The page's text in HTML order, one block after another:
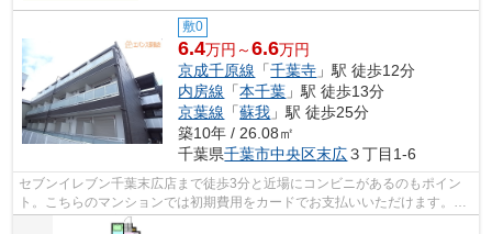
敷0
6.4万円～6.6万円
京成千原線 「千葉寺 」駅 徒歩12分
内房線 「本千葉 」駅 徒歩13分
京葉線 「蘇我 」駅 徒歩25分
築10年 / 26.08㎡
千葉県千葉市中央区末広３丁目1-6
セブンイレブン千葉末広店まで徒歩3分と近場にコンビニがあるのもポイン
ト。こちらのマンションでは初期費用をカードでお支払いいただけます。忙
しいあなたの味方の、敷地内ごみ置き場...